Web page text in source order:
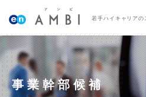
若手ハイキャリアの
事業幹部候補